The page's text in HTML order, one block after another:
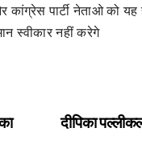
पार्टी नेताओ को
स्वीकार नहीं करेगे
दीपिका